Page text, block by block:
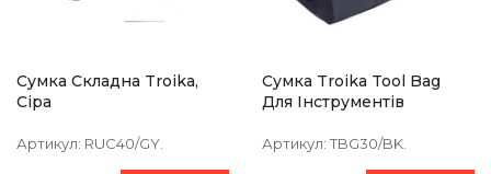
Сумка Складна Troika,
Сіра
Артикул: RUC40/GY.
Сумка Troika Tool Bag
Для Інструментів
Артикул: TBG30/BK.